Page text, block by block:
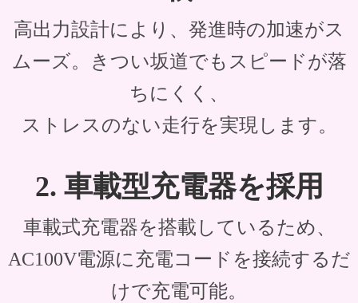
高出力設計により、発進時の加速がス
ムーズ。きつい坂道でもスピードが落
ちにくく、
ストレスのない走行を実現します。
2. 車載型充電器を採用
車載式充電器を搭載しているため、
AC100V電源に充電コードを接続するだ
けで充電可能。